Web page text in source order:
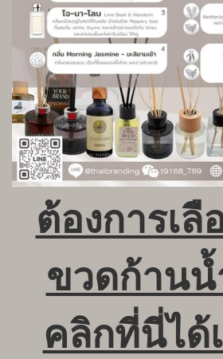
ต้องการเ
ขวดก้าน
คลิกที่นี่ได้